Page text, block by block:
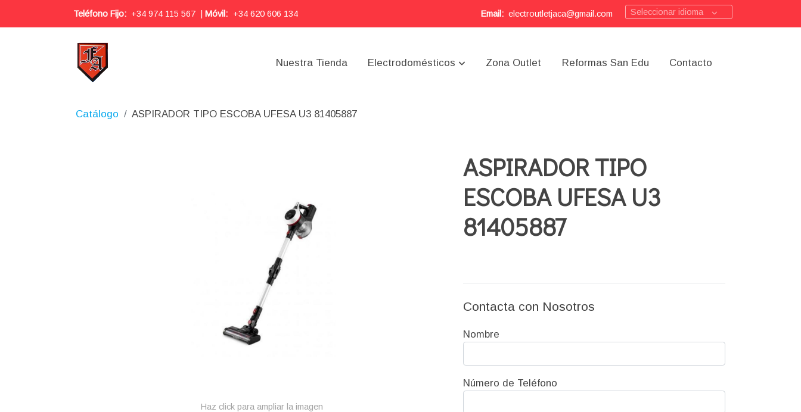
Teléfono Fijo: +34 974 115 567 Móvil: +34 620 606 134 Email: electroutletjaca@gmail.com Seleccionar idioma
Nuestra Tienda Electrodomésticos Zona Outlet Reformas San Edu Contacto
Catálogo ASPIRADOR TIPO ESCOBA UFESA U3 81405887
Haz click para ampliar la imagen
ASPIRADOR TIPO
ESCOBA UFESA U3
81405887
Contacta con Nosotros
Nombre
Número de Teléfono